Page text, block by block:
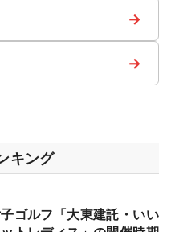
→
→
キング
ゴルフ「大東建託・いい